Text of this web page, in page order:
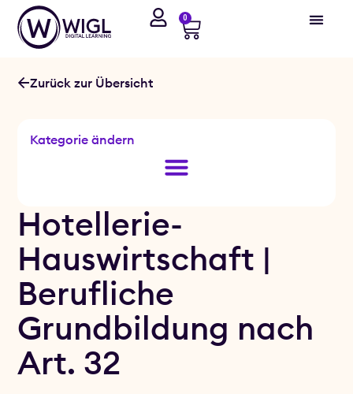
0
Zurück zur Übersicht
Kategorie ändern
Hotellerie-
Hauswirtschaft |
Berufliche
Grundbildung nach
Art. 32